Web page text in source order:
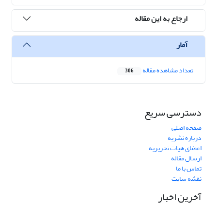
ارجاع به این مقاله
آمار
تعداد مشاهده مقاله 306
دسترسی سریع
صفحه اصلی
درباره نشریه
اعضای هیات تحریریه
ارسال مقاله
تماس با ما
نقشه سایت
آخرین اخبار